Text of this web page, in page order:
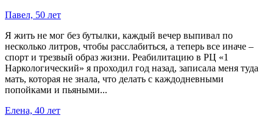
Павел, 50 лет
Я жить не мог без бутылки, каждый вечер выпивал по
несколько литров, чтобы расслабиться, а теперь все иначе –
спорт и трезвый образ жизни. Реабилитацию в РЦ «1
Наркологический» я проходил год назад, записала меня туда
мать, которая не знала, что делать с каждодневными
попойками и пьяными...
Елена, 40 лет